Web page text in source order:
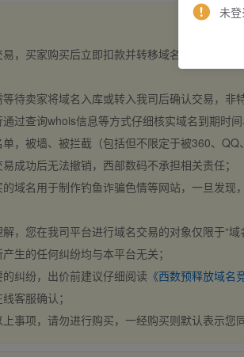
，买家购买后立即扣款并转移域名，交易自
待卖家将域名入库或转入我司后确认交易，非
过查询whois信息等方式仔细核实域名到期时
，被墙、被拦截（包括但不限定于被360、
成功后无法撤销，西部数码不承担相关责任；
域名用于制作钓鱼诈骗色情等网站，一旦发
，您在我司平台进行域名交易的对象仅限于“
生的任何纠纷均与本平台无关；
纠纷，出价前建议仔细阅读 《西数预释放域名
客服确认；
事项，请勿进行购买，一经购买则默认表示您
未登